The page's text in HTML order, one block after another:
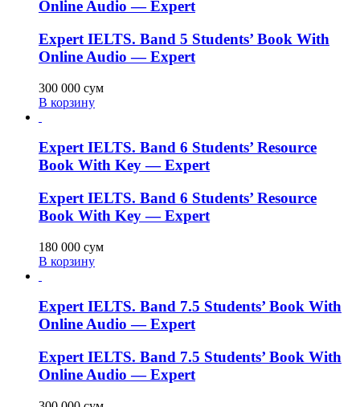
Online Audio — Expert
Expert IELTS. Band 5 Students’ Book With
Online Audio — Expert
300 000 сум
В корзину
Expert IELTS. Band 6 Students’ Resource
Book With Key — Expert
Expert IELTS. Band 6 Students’ Resource
Book With Key — Expert
180 000 сум
В корзину
Expert IELTS. Band 7.5 Students’ Book With
Online Audio — Expert
Expert IELTS. Band 7.5 Students’ Book With
Online Audio — Expert